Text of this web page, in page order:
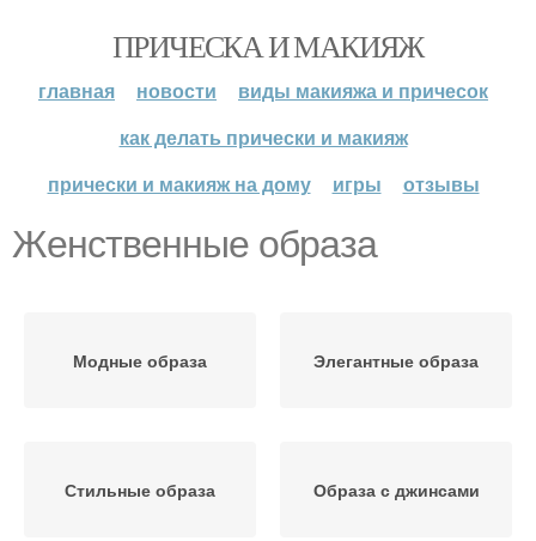
ПРИЧЕСКА И МАКИЯЖ
главная новости
виды макияжа и причесок
как делать прически и макияж
прически и макияж на дому
игры отзывы
Женственные образа
Модные образа Элегантные образа
Стильные образа Образа с джинсами